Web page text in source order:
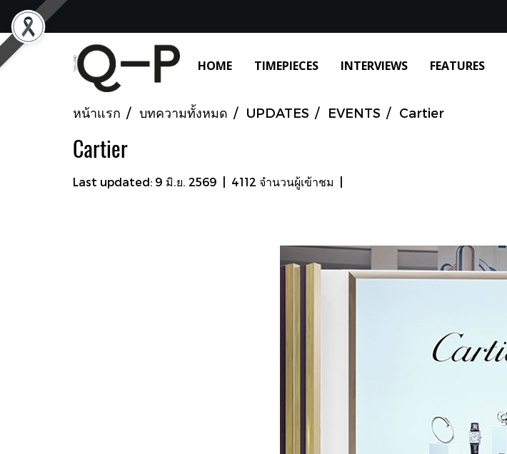
HOME TIMEPIECES INTERVIEWS FEATURES
หน้าแรก บทความทั้งหมด UPDATES EVENTS Cartier
Cartier
Last updated: 9 มิ.ย. 2569 4112 จำนวนผู้เข้าชม